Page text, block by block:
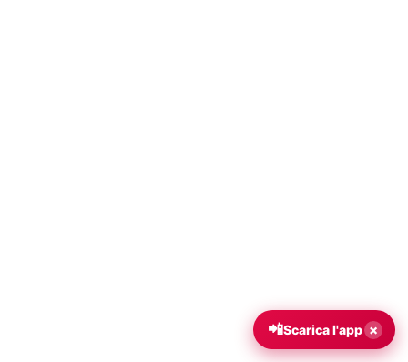
📲Scarica l'app ×